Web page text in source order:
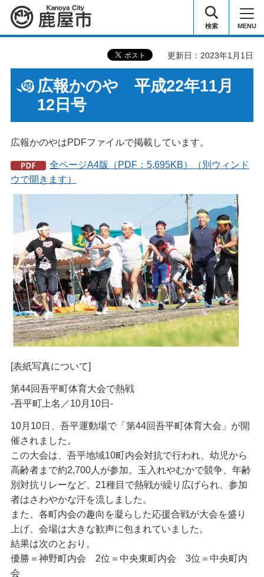
鹿屋市 検索 MENU
更新日：2023年1月1日
広報かのや 平成22年11月
12日号
広報かのやはPDFファイルで掲載しています。
全ページA4版（PDF：5,695KB）（別ウィンド
ウで開きます）
[表紙写真について]
第44回吾平町体育大会で熱戦
-吾平町上名／10月10日-
10月10日、吾平運動場で「第44回吾平町体育大会」が開
催されました。
この大会は、吾平地域10町内会対抗で行われ、幼児から
高齢者まで約2,700人が参加。玉入れやむかで競争、年齢
別対抗リレーなど、21種目で熱戦が繰り広げられ、参加
者はさわやかな汗を流しました。
また、各町内会の趣向を凝らした応援合戦が大会を盛り
上げ、会場は大きな歓声に包まれていました。
結果は次のとおり。
優勝＝神野町内会 2位＝中央東町内会 3位＝中央町内
会